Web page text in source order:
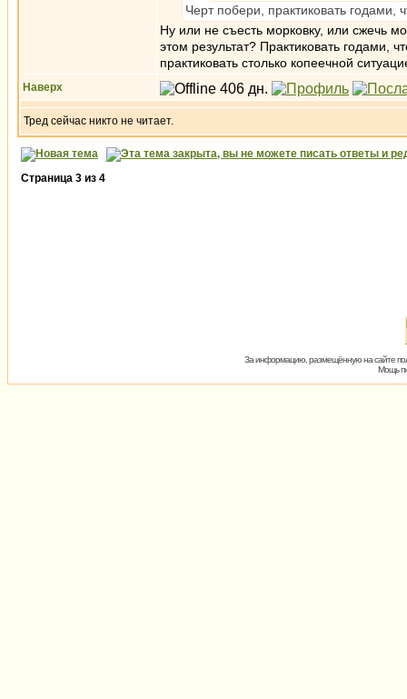
Черт побери, практиковать
Ну или не съесть морковку, или сжечь
этом результат? Практиковать годами,
практиковать столько копеечной
Наверх
Тред сейчас никто не читает.
Страница 3 из 4
За информацию, размещённую на сайте
Мощь